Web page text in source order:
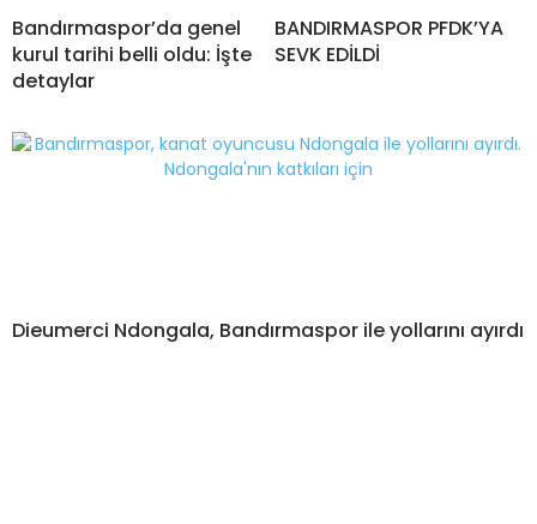
Bandırmaspor’da genel
kurul tarihi belli oldu: İşte
detaylar
BANDIRMASPOR PFDK’YA
SEVK EDİLDİ
Dieumerci Ndongala, Bandırmaspor ile yollarını ayırdı